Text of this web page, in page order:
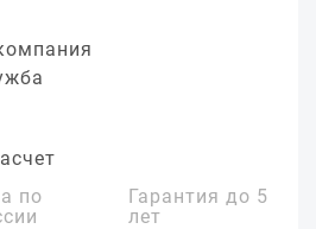
по
Гарантия до 5
лет